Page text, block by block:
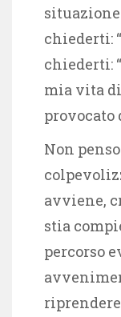
chiederti:
chiederti:
mia vita
provocato
Non
avviene,
stia
percorso